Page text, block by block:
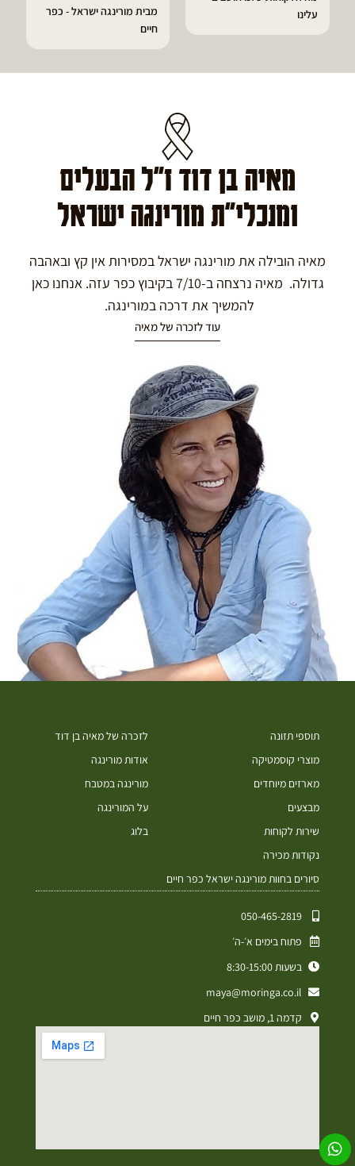
מבית מורינגה ישראל - כפר
הפסקתי לסבול מהתקפי
גאוט ודלקות
מאיה בן דוד ז"ל הבעלים
ומנכלי"ת מורינגה ישראל
מאיה הובילה את מורינגה ישראל במסירות אין קץ ובאהבה
גדולה. מאיה נרצחה ב-7/10 בקיבוץ כפר עזה. אנחנו כאן
להמשיך את דרכה במורינגה.
עוד לזכרה של מאיה
תוספי תזונה
מוצרי קוסמטיקה
מארזים מיוחדים
מבצעים
שירות לקוחות
נקודות מכירה
סיורים בחוות מורינגה ישראל כפר חיים
לזכרה של מאיה בן דוד
אודות מורינגה
מורינגה במטבח
על המורינגה
בלוג
050-465-2819⁩
פתוח בימים א׳-ה׳
בשעות 8:30-15:00
maya@moringa.co.il
קדמה 1, מושב כפר חיים